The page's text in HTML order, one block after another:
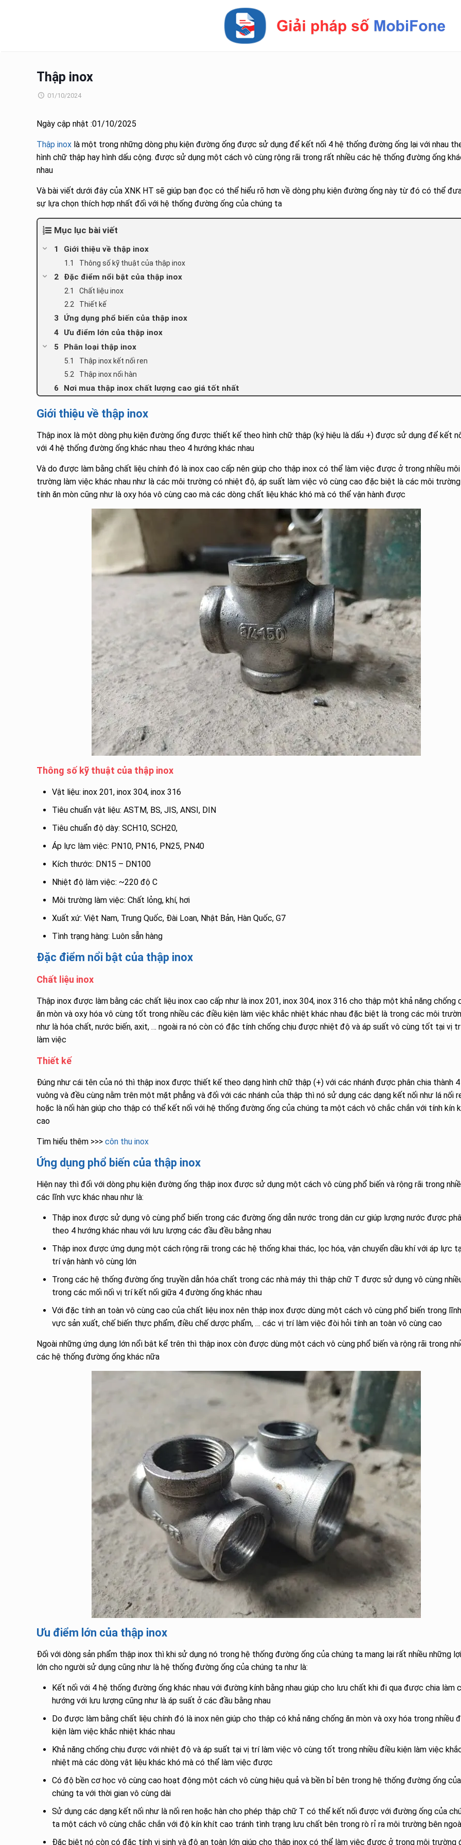
Thập inox
01/10/2024
Ngày cập nhật :01/10/2025
Thập inoxlà một trong những dòng phụ kiện đường ống được sử dụng để kết nối 4 hệ thống đường ống lại với nhau
hình chữ thập hay hình dấu cộng. được sử dụng một cách vô cùng rộng rãi trong rất nhiều các hệ thống đường ống
nhau
Và bài viết dưới đây của XNK HT sẽ giúp bạn đọc có thể hiểu rõ hơn về dòng phụ kiện đường ống này từ đó có thể
sự lựa chọn thích hợp nhất đối với hệ thống đường ống của chúng ta
Mục lục bài viết
Giới thiệu về thập inox
Thông số kỹ thuật của thập inox
Đặc điểm nổi bật của thập inox
Chất liệu inox
Thiết kế
Ứng dụng phổ biến của thập inox
Ưu điểm lớn của thập inox
Phân loại thập inox
Thập inox kết nối ren
Thập inox nối hàn
Nơi mua thập inox chất lượng cao giá tốt nhất
Giới thiệu về thập inox
Thập inox là một dòng phụ kiện đường ống được thiết kế theo hình chữ thập (ký hiệu là dấu +) được sử dụng để kết
với 4 hệ thống đường ống khác nhau theo 4 hướng khác nhau
Và do được làm bằng chất liệu chính đó là inox cao cấp nên giúp cho thập inox có thể làm việc được ở trong nhiều môi
trường làm việc khác nhau như là các môi trường có nhiệt độ, áp suất làm việc vô cùng cao đặc biệt là các môi
tính ăn mòn cũng như là oxy hóa vô cùng cao mà các dòng chất liệu khác khó mà có thể vận hành được
Thông số kỹ thuật của thập inox
Vật liệu: inox 201, inox 304, inox 316
Tiêu chuẩn vật liệu: ASTM, BS, JIS, ANSI, DIN
Tiêu chuẩn độ dày: SCH10, SCH20,
Áp lực làm việc: PN10, PN16, PN25, PN40
Kích thước: DN15 – DN100
Nhiệt độ làm việc: ~220 độ C
Môi trường làm việc: Chất lỏng, khí, hơi
Xuất xứ: Việt Nam, Trung Quốc, Đài Loan, Nhật Bản, Hàn Quốc, G7
Tình trạng hàng: Luôn sẵn hàng
Đặc điểm nổi bật của thập inox
Chất liệu inox
Thập inox được làm bằng các chất liệu inox cao cấp như là inox 201, inox 304, inox 316 cho thập một khả năng chống
ăn mòn và oxy hóa vô cùng tốt trong nhiều các điều kiện làm việc khắc nhiệt khác nhau đặc biệt là trong các môi
như là hóa chất, nước biến, axit, … ngoài ra nó còn có đặc tính chống chịu được nhiệt độ và áp suất vô cùng tốt tại vị
làm việc
Thiết kế
Đúng như cái tên của nó thì thập inox được thiết kế theo dạng hình chữ thập (+) với các nhánh được phân chia thành
vuông và đều cùng nằm trên một mặt phẳng và đối với các nhánh của thập thì nó sử dụng các dạng kết nối như lá nối
hoặc là nối hàn giúp cho thập có thể kết nối với hệ thống đường ống của chúng ta một cách vô chắc chắn với tính kín
cao
Tìm hiểu thêm >>> côn thu inox
Ứng dụng phổ biến của thập inox
Hiện nay thì đối với dòng phụ kiện đường ống thập inox được sử dụng một cách vô cùng phổ biến và rộng rãi trong
các lĩnh vực khác nhau như là:
Thập inox được sử dụng vô cùng phổ biến trong các đường ống dẫn nước trong dân cư giúp lượng nước được
theo 4 hướng khác nhau với lưu lượng các đầu đều bằng nhau
Thập inox được ứng dụng một cách rộng rãi trong các hệ thống khai thác, lọc hóa, vận chuyển dầu khí với áp lực
trí vận hành vô cùng lớn
Trong các hệ thống đường ống truyền dẫn hóa chất trong các nhà máy thì thập chữ T được sử dụng vô cùng
trong các mối nối vị trí kết nối giữa 4 đường ống khác nhau
Với đặc tính an toàn vô cùng cao của chất liệu inox nên thập inox được dùng một cách vô cùng phổ biến trong lĩnh
vực sản xuất, chế biến thực phẩm, điều chế dược phẩm, … các vị trí làm việc đòi hỏi tính an toàn vô cùng cao
Ngoài những ứng dụng lớn nổi bật kể trên thì thập inox còn được dùng một cách vô cùng phổ biến và rộng rãi trong
các hệ thống đường ống khác nữa
Ưu điểm lớn của thập inox
Đối với dòng sản phẩm thập inox thì khi sử dụng nó trong hệ thống đường ống của chúng ta mang lại rất nhiều những
lớn cho người sử dụng cũng như là hệ thống đường ống của chúng ta như là:
Kết nối với 4 hệ thống đường ống khác nhau với đường kính bằng nhau giúp cho lưu chất khi đi qua được chia làm
hướng với lưu lượng cũng như là áp suất ở các đầu bằng nhau
Do được làm bằng chất liệu chính đó là inox nên giúp cho thập có khả năng chống ăn mòn và oxy hóa trong nhiều
kiện làm việc khắc nhiệt khác nhau
Khả năng chống chịu được với nhiệt độ và áp suất tại vị trí làm việc vô cùng tốt trong nhiều điều kiện làm việc
nhiệt mà các dòng vật liệu khác khó mà có thể làm việc được
Có độ bền cơ học vô cùng cao hoạt động một cách vô cùng hiệu quả và bền bỉ bên trong hệ thống đường ống của
chúng ta với thời gian vô cùng dài
Sử dụng các dạng kết nối như là nối ren hoặc hàn cho phép thập chữ T có thể kết nối được với đường ống của
ta một cách vô cùng chắc chắn với độ kín khít cao tránh tình trạng lưu chất bên trong rò rỉ ra môi trường bên
Đặc biệt nó còn có đặc tính vi sinh và độ an toàn lớn giúp cho thập inox có thể làm việc được ở trong môi trường